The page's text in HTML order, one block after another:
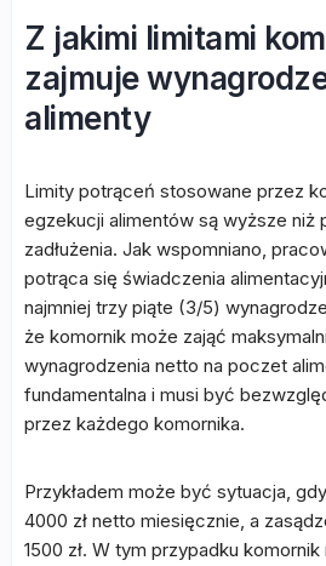
Z jakimi limitami
zajmuje
alimenty
Limity potrąceń stosowane przez
egzekucji alimentów są wyższe niż
zadłużenia. Jak wspomniano,
potrąca się świadczenia
najmniej trzy piąte (3/5)
że komornik może zająć
wynagrodzenia netto na poczet
fundamentalna i musi być
przez każdego komornika.
Przykładem może być sytuacja,
4000 zł netto miesięcznie, a
1500 zł. W tym przypadku